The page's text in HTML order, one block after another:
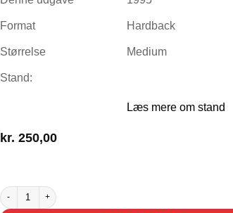
Format Hardback
Størrelse Medium
Stand:
Læs mere om stand
kr. 250,00
Ali Baby og de fyrre, farlige røvere antal